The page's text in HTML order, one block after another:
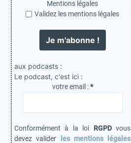
Mentions légales
Validez les mentions légales
aux podcasts :
Le podcast, c'est ici :
votre email :*
Conformément à la loi RGPDvous
devez valider les mentions légales